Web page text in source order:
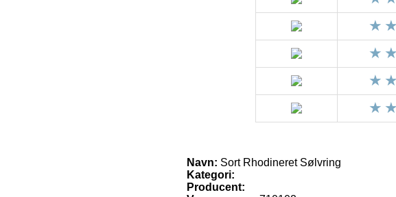
Navn: Sort Rhodineret Sølvring
Kategori:
Producent: